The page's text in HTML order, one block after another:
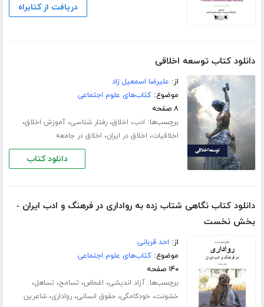
دریافت از کتابراه
دانلود کتاب توسعه اخلاقی
از: علیرضا اسمعیل زاد
موضوع:کتاب‌های علوم اجتماعی
۸ صفحه
برچسب‌ها: ادب، اخلاق،رفتار شناسی،آموزش اخلاق،
اخلاقیات، اخلاق در ایران، اخلاق در جامعه
دانلود کتاب
دانلود کتاب نگاهی شتاب زده به رواداری در فرهنگ و ادب ایران -
بخش نخست
از: احد قربانی
موضوع:کتاب‌های علوم اجتماعی
۱۴۰ صفحه
برچسب‌ها:آزاد اندیشی، اغماض، تسامح، تساهل،
خشونت، خودکامگی،حقوق انسانی،رواداری،شاعرین